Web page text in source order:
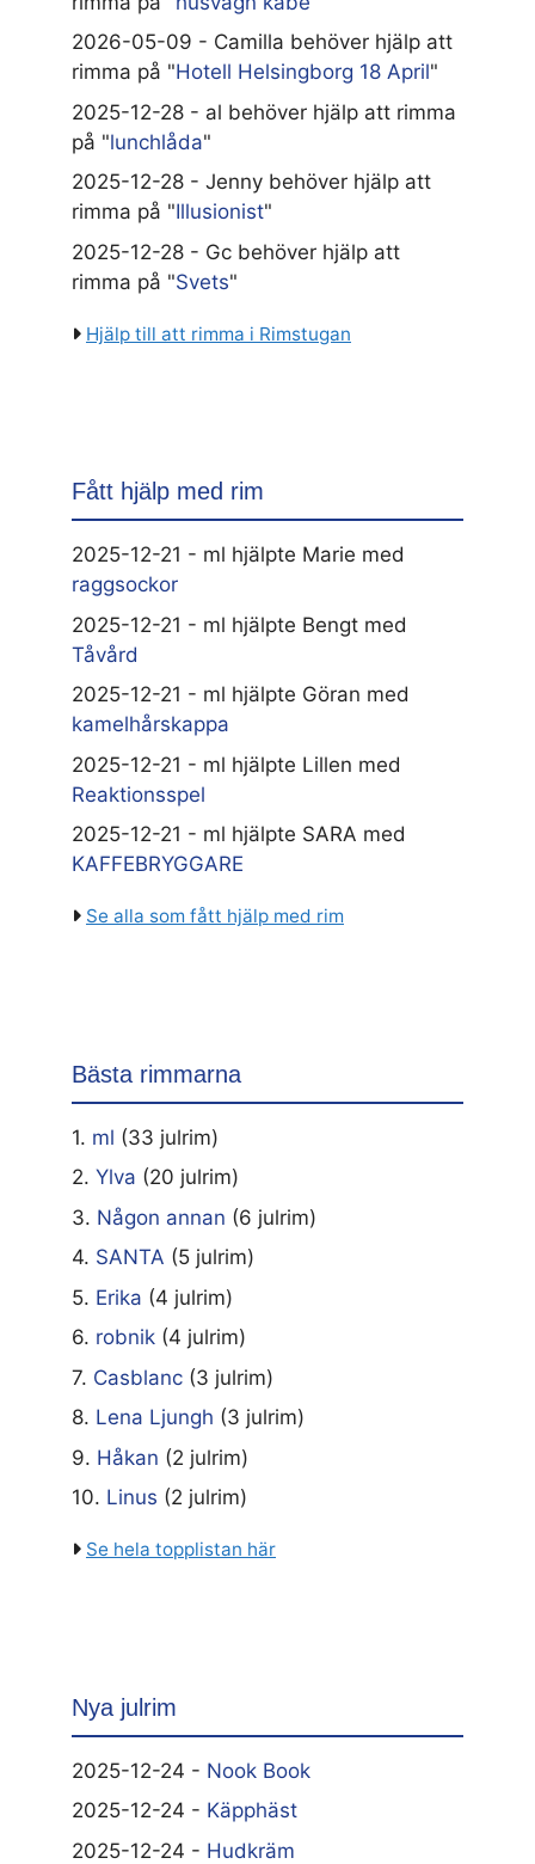
2026-05-09 - Camilla behöver hjälp att
rimma på "Hotell Helsingborg 18 April"
2025-12-28 - al behöver hjälp att rimma
på "lunchlåda"
2025-12-28 - Jenny behöver hjälp att
rimma på "Illusionist"
2025-12-28 - Gc behöver hjälp att
rimma på "Svets"
Hjälp till att rimma i Rimstugan
Fått hjälp med rim
2025-12-21 - ml hjälpte Marie med
raggsockor
2025-12-21 - ml hjälpte Bengt med
Tåvård
2025-12-21 - ml hjälpte Göran med
kamelhårskappa
2025-12-21 - ml hjälpte Lillen med
Reaktionsspel
2025-12-21 - ml hjälpte SARA med
KAFFEBRYGGARE
Se alla som fått hjälp med rim
Bästa rimmarna
1. ml (33 julrim)
2. Ylva (20 julrim)
3. Någon annan (6 julrim)
4. SANTA (5 julrim)
5. Erika (4 julrim)
6. robnik (4 julrim)
7. Casblanc (3 julrim)
8. Lena Ljungh (3 julrim)
9. Håkan (2 julrim)
10. Linus (2 julrim)
Se hela topplistan här
Nya julrim
2025-12-24 - Nook Book
2025-12-24 - Käpphäst
2025-12-24 - Hudkräm